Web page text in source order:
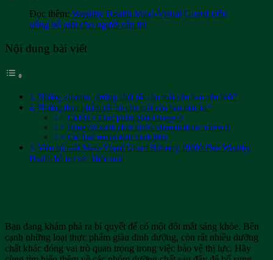
Đọc thêm: Wealthy Health Maxi-Visual Guard viên
uống bổ mắt cho người cận thị
Nội dung bài viết
Những vitamin, dưỡng chất tốt cho mắt cận bạn nên biết?
Những thực phẩm rất bổ cho mắt cận bạn nên ăn?
Cá hồi – Thực phẩm giàu Omega-3
Bông cải xanh chứa nhiều vitamin thuộc nhóm B
Các loại rau có màu xanh đậm
Viên bổ mắt Maxi-Visual Guard Bilberry 10000 Plus Wealthy
Health hỗ trợ sức khỏe mắt
Bạn đang khám phá ra bí quyết để có một đôi mắt sáng khỏe. Bên
cạnh những loại thực phẩm giàu dinh dưỡng, còn rất nhiều dưỡng
chất khác đóng vai trò quan trọng trong việc bảo vệ thị lực. Hãy